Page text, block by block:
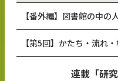
【番外編】図書館の中の
【第5回】かたち・流れ
連載「研